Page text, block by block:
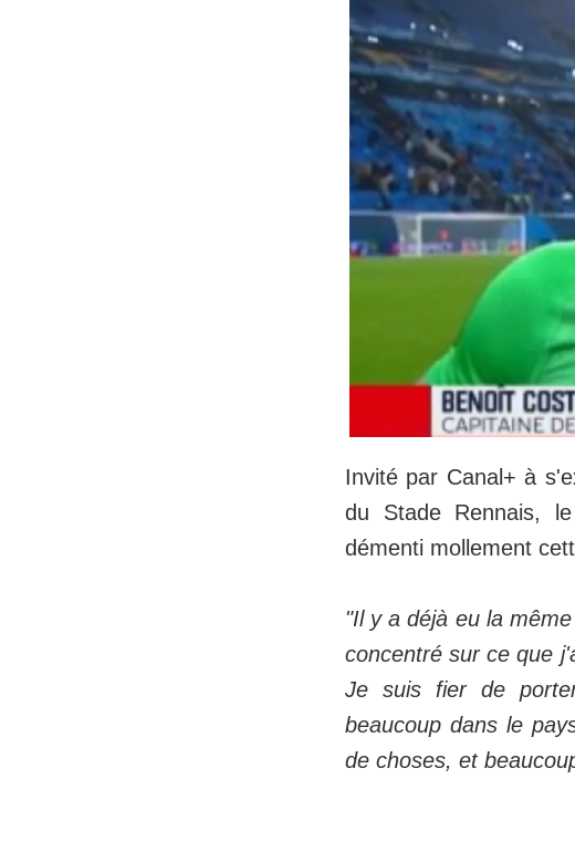
Invité par Canal+ à
du Stade Rennais,
démenti mollement
"Il y a déjà eu la
concentré sur ce que
Je suis fier de
beaucoup dans le
de choses, et